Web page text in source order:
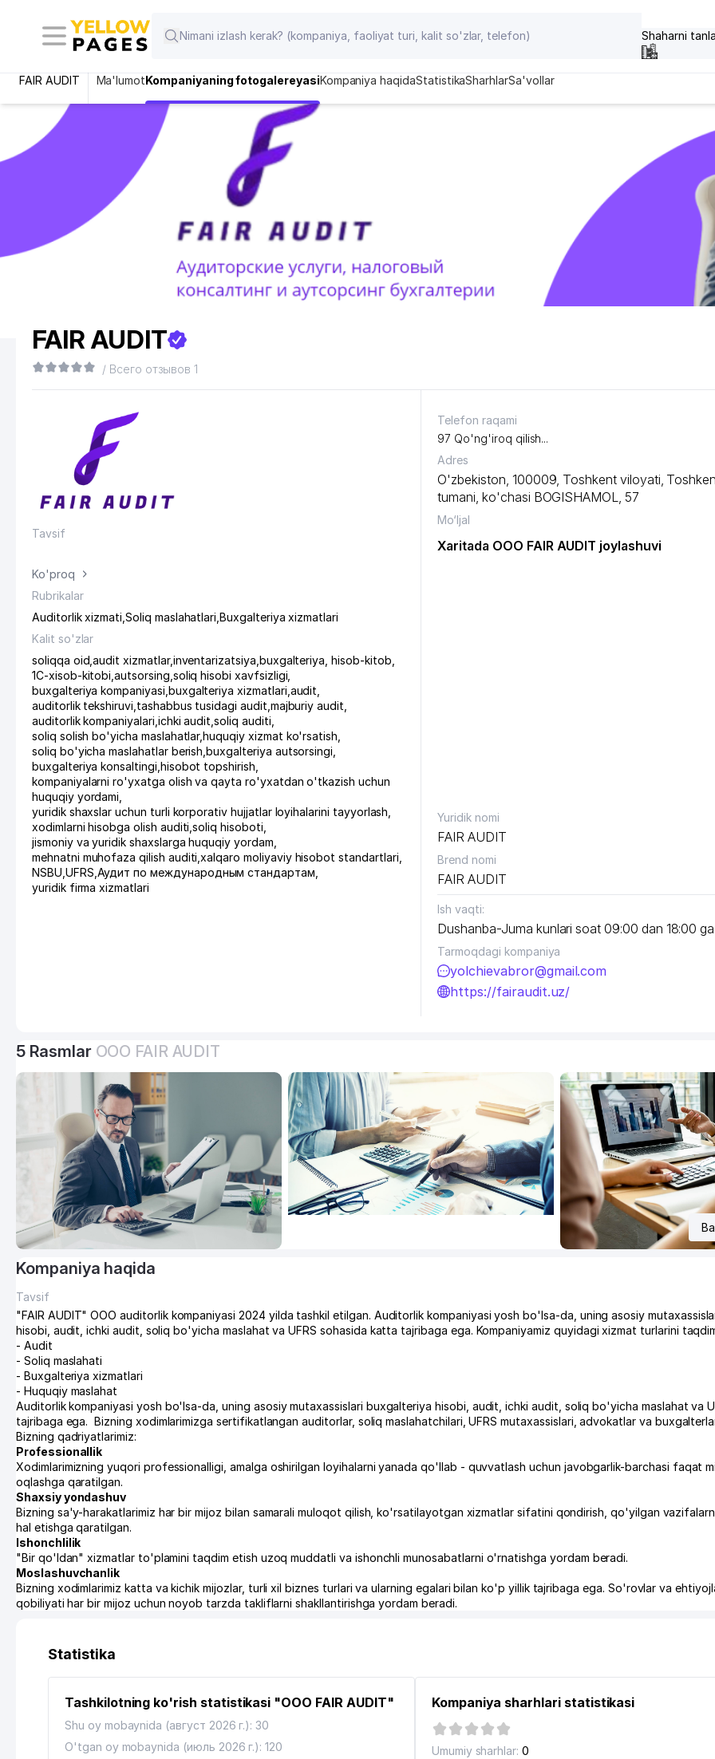
Shaharni
FAIR AUDIT Ma'lumotKompaniyaning fotogalereyasiKompaniya haqidaStatistikaSharhlarSa'vollar
FAIR AUDIT
/ Всего отзывов 1
Tavsif
Ko'proq
Rubrikalar
Auditorlik xizmati ,Soliq maslahatlari ,Buxgalteriya xizmatlari
Kalit so'zlar
soliqqa oid ,audit xizmatlar,inventarizatsiya buxgalteriya, hisob-kitob
1C-xisob-kitobi ,autsorsing soliq hisobi xavfsizligi
buxgalteriya kompaniyasi buxgalteriya xizmatlari audit
auditorlik tekshiruvi tashabbus tusidagi audit majburiy audit
auditorlik kompaniyalari ichki audit ,soliq auditi
soliq solish bo'yicha maslahatlar,huquqiy xizmat ko'rsatish
soliq bo'yicha maslahatlar berish ,buxgalteriya autsorsingi
buxgalteriya konsaltingi hisobot topshirish
kompaniyalarni ro'yxatga olish va qayta ro'yxatdan o'tkazish uchun
huquqiy yordami
yuridik shaxslar uchun turli korporativ hujjatlar loyihalarini tayyorlash
xodimlarni hisobga olish auditi ,soliq hisoboti
jismoniy va yuridik shaxslarga huquqiy yordam
mehnatni muhofaza qilish auditi ,xalqaro moliyaviy hisobot standartlari
NSBU UFRS Аудит по международным стандартам
yuridik firma xizmatlari
Telefon raqami
97 Qo'ng'iroq qilish...
Adres
O'zbekiston, 100009, Toshkent viloyati
tumani ,ko'chasi BOGISHAMOL , 57
Mo‘ljal
Xaritada ООО FAIR AUDIT joylashuvi
Yuridik nomi
FAIR AUDIT
Brend nomi
FAIR AUDIT
Ish vaqti:
Dushanba-Juma kunlari soat 09:00 dan 18:00
Tarmoqdagi kompaniya
yolchievabror@gmail.com
https://fairaudit.uz/
5 Rasmlar ООО FAIR AUDIT
Kompaniya haqida
Tavsif
"FAIR AUDIT" OOO auditorlik kompaniyasi 2024 yilda tashkil etilgan. Auditorlik kompaniyasi yosh bo'lsa-da, uning asosiy
hisobi, audit, ichki audit, soliq bo'yicha maslahat va UFRS sohasida katta tajribaga ega. Kompaniyamiz quyidagi xizmat turlarini
- Audit
- Soliq maslahati
- Buxgalteriya xizmatlari
- Huquqiy maslahat
Auditorlik kompaniyasi yosh bo'lsa-da, uning asosiy mutaxassislari buxgalteriya hisobi, audit, ichki audit, soliq bo'yicha maslahat va
tajribaga ega. Bizning xodimlarimizga sertifikatlangan auditorlar, soliq maslahatchilari, UFRS mutaxassislari, advokatlar va
Bizning qadriyatlarimiz:
Professionallik
Xodimlarimizning yuqori professionalligi, amalga oshirilgan loyihalarni yanada qo'llab - quvvatlash uchun javobgarlik-barchasi faqat
oqlashga qaratilgan.
Shaxsiy yondashuv
Bizning sa'y-harakatlarimiz har bir mijoz bilan samarali muloqot qilish, ko'rsatilayotgan xizmatlar sifatini qondirish, qo'yilgan
hal etishga qaratilgan.
Ishonchlilik
"Bir qo'ldan" xizmatlar to'plamini taqdim etish uzoq muddatli va ishonchli munosabatlarni o'rnatishga yordam beradi.
Moslashuvchanlik
Bizning xodimlarimiz katta va kichik mijozlar, turli xil biznes turlari va ularning egalari bilan ko'p yillik tajribaga ega. So'rovlar va
qobiliyati har bir mijoz uchun noyob tarzda takliflarni shakllantirishga yordam beradi.
Statistika
Tashkilotning ko'rish statistikasi "ООО FAIR AUDIT"
Shu oy mobaynida (август 2026 г.): 30
O'tgan oy mobaynida (июль 2026 г.): 120
Kompaniya sharhlari statistikasi
Umumiy sharhlar: 0